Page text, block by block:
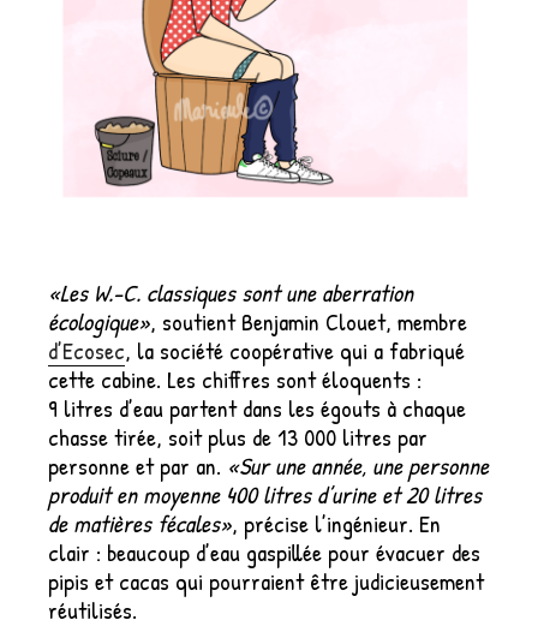
«Les W.-C. classiques sont une aberration
écologique», soutient Benjamin Clouet, membre
d’Ecosec, la société coopérative qui a fabriqué
cette cabine. Les chiffres sont éloquents :
9 litres d’eau partent dans les égouts à chaque
chasse tirée, soit plus de 13 000 litres par
personne et par an. «Sur une année, une personne
produit en moyenne 400 litres d’urine et 20 litres
de matières fécales», précise l’ingénieur. En
clair : beaucoup d’eau gaspillée pour évacuer des
pipis et cacas qui pourraient être judicieusement
réutilisés.